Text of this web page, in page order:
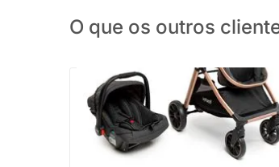
O que os outros
PRONTA ENTREGA
Travel System Romanzo Duo 3
(0 a 15 kg) - Preto Bronze